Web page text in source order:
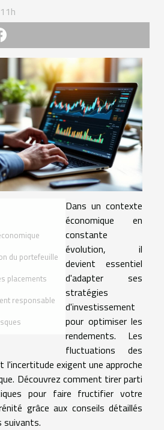
du portefeuille
placements
responsable
Dans un contexte
économique en
constante
évolution, il
devient essentiel
d'adapter ses
stratégies
d'investissement
pour optimiser les
rendements. Les
fluctuations des
l'incertitude exigent une approche
Découvrez comment tirer parti
pour faire fructifier votre
grâce aux conseils détaillés
suivants.